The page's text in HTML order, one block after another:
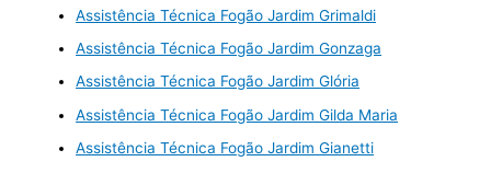
Assistência Técnica Fogão Jardim Grimaldi
Assistência Técnica Fogão Jardim Gonzaga
Assistência Técnica Fogão Jardim Glória
Assistência Técnica Fogão Jardim Gilda Maria
Assistência Técnica Fogão Jardim Gianetti